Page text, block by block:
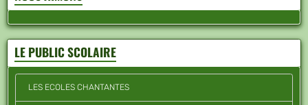
LE PUBLIC SCOLAIRE
LES ECOLES CHANTANTES